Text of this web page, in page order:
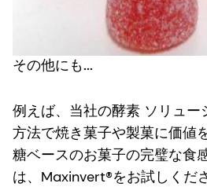
その他にも...
例えば、当社の酵素 ソリュー
方法で焼き菓子や製菓に価値
糖ベースのお菓子の完璧な食
は、Maxinvert®をお試しくだ